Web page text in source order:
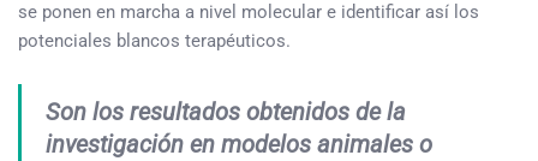
se ponen en marcha a nivel molecular e identificar así los
potenciales blancos terapéuticos.
Son los resultados obtenidos de la
investigación en modelos animales o